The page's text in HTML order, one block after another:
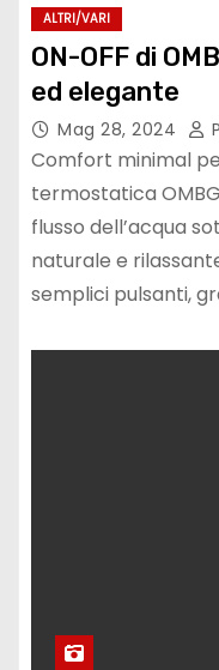
ALTRI/VARI
ON-OFF di OMBG. Il pulsante
ed elegante
Mag 28, 2024
Comfort minimal
termostatica
flusso dell’acqua
naturale e
semplici pulsanti,